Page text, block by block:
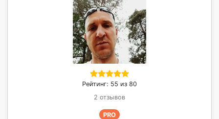
Рейтинг: 55 из 80
2 отзывов
PRO